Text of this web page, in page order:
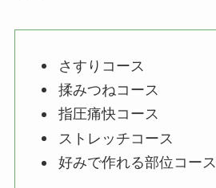
さすりコース
揉みつねコース
指圧痛快コース
ストレッチコース
好みで作れる部位コース